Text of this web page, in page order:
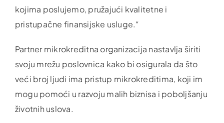
kojima poslujemo, pružajući kvalitetne i
pristupačne finansijske usluge.“
Partner mikrokreditna organizacija nastavlja širiti
svoju mrežu poslovnica kako bi osigurala da što
veći broj ljudi ima pristup mikrokreditima, koji im
mogu pomoći u razvoju malih biznisa i poboljšanju
životnih uslova.